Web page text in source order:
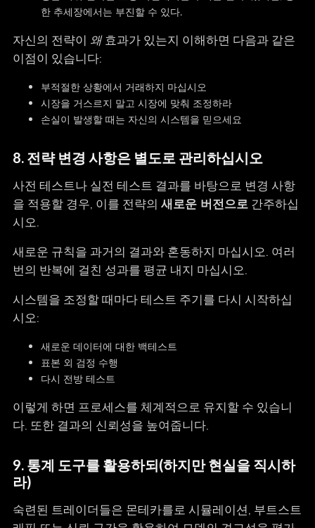
한 추세장에서는 부진할 수 있다.
자신의 전략이 왜효과가 있는지 이해하면 다음과 같은
이점이 있습니다:
부적절한 상황에서 거래하지 마십시오
시장을 거스르지 말고 시장에 맞춰 조정하라
손실이 발생할 때는 자신의 시스템을 믿으세요
8. 전략 변경 사항은 별도로 관리하십시오
사전 테스트나 실전 테스트 결과를 바탕으로 변경 사항
을 적용할 경우, 이를 전략의 새로운 버전으로간주하십
시오.
새로운 규칙을 과거의 결과와 혼동하지 마십시오. 여러
번의 반복에 걸친 성과를 평균 내지 마십시오.
시스템을 조정할 때마다 테스트 주기를 다시 시작하십
시오:
새로운 데이터에 대한 백테스트
표본 외 검정 수행
다시 전방 테스트
이렇게 하면 프로세스를 체계적으로 유지할 수 있습니
다. 또한 결과의 신뢰성을 높여줍니다.
9. 통계 도구를 활용하되(하지만 현실을 직시하
라)
숙련된 트레이더들은 몬테카를로 시뮬레이션, 부트스트